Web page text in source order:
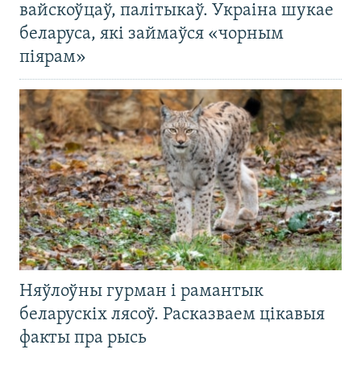
вайскоўцаў, палітыкаў. Украіна шукае
беларуса, які займаўся «чорным
піярам»
Няўлоўны гурман і рамантык
беларускіх лясоў. Расказваем цікавыя
факты пра рысь